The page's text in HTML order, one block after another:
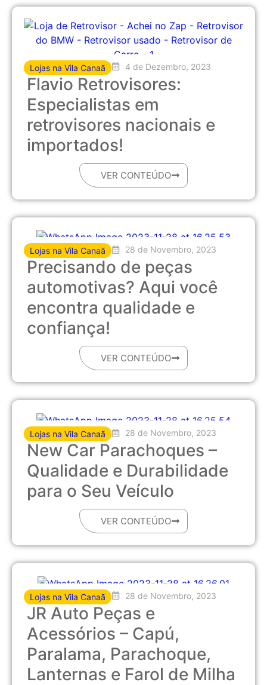
Lojas na Vila Canaã 4 de Dezembro, 2023
Flavio Retrovisores:
Especialistas em
retrovisores nacionais e
importados!
VER CONTEÚDO
Lojas na Vila Canaã 28 de Novembro, 2023
Precisando de peças
automotivas? Aqui você
encontra qualidade e
confiança!
VER CONTEÚDO
Lojas na Vila Canaã 28 de Novembro, 2023
New Car Parachoques –
Qualidade e Durabilidade
para o Seu Veículo
VER CONTEÚDO
Lojas na Vila Canaã 28 de Novembro, 2023
JR Auto Peças e
Acessórios – Capú,
Paralama, Parachoque,
Lanternas e Farol de Milha